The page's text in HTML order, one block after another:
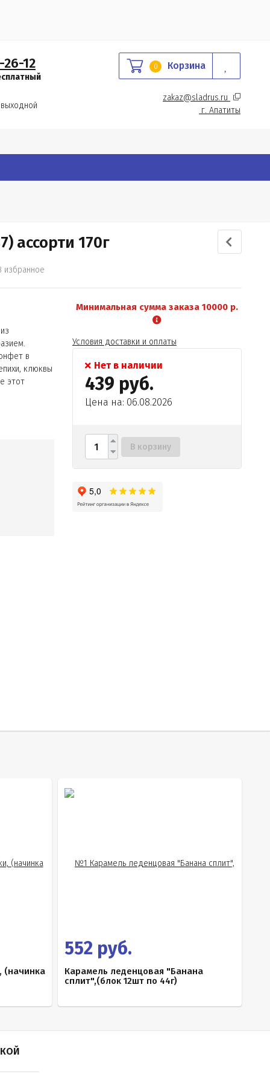
12 0 Корзина
zakaz@sladrus.ru
г. Апатиты
ассорти 170г
избранное
в
клюквы
этот
Минимальная сумма заказа 10000 р.
Условия доставки и оплаты
Нет в наличии
439 руб.
Цена на: 06.08.2026
В корзину
(начинка
552 руб.
Карамель леденцовая "Банана
сплит",(блок 12шт по 44г)